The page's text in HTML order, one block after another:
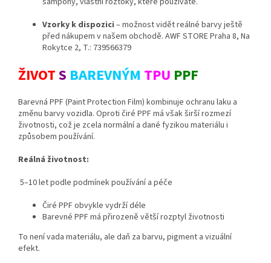
Vzorky k dispozici – možnost vidět reálné barvy ještě
před nákupem v našem obchodě. AWF STORE Praha 8, Na
Rokytce 2, T.: 739566379
ŽIVOTS BAREVNÝM TPU PPF
Barevná PPF (Paint Protection Film) kombinuje ochranu laku a
změnu barvy vozidla. Oproti čiré PPF má však širší rozmezí
životnosti, což je zcela normální a dané fyzikou materiálu i
způsobem používání.
Reálná životnost:
5–10 let podle podmínek používání a péče
Čiré PPF obvykle vydrží déle
Barevné PPF má přirozeně větší rozptyl životnosti
To není vada materiálu, ale daň za barvu, pigment a vizuální
efekt.